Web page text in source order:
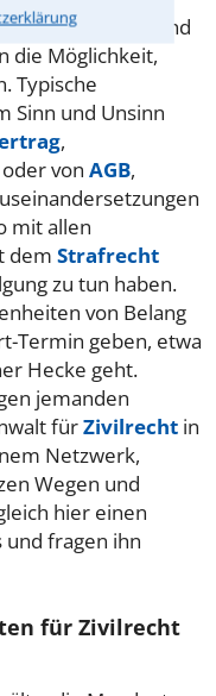
im Unrecht und
die Möglichkeit,
Typische
Sinn und Unsinn
,
oder von AGB,
mit allen
dem Strafrecht
zu tun haben.
von Belang
Termin geben, etwa
Hecke geht.
jemanden
fürZivilrecht in
Netzwerk,
Wegen und
hier einen
und fragen ihn
für Zivilrecht